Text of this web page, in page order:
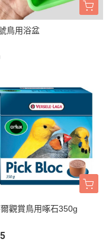
鳥用浴盆
觀賞鳥用啄石350g